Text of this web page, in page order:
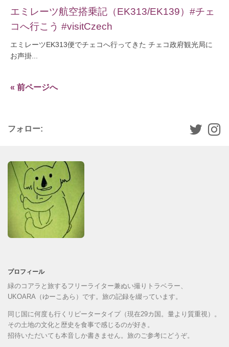
エミレーツ航空搭乗記（EK313/EK139）#チェ
コへ行こう #visitCzech
エミレーツEK313便でチェコへ行ってきた チェコ政府観光局に
お声掛...
« 前ページへ
フォロー:
プロフィール
緑のコアラと旅するフリーライター兼ぬい撮りトラベラー、
UKOARA（ゆーこあら）です。旅の記録を綴っています。
同じ国に何度も行くリピータータイプ（現在29カ国。量より質重視）。
その土地の文化と歴史を食事で感じるのが好き。
招待いただいても本音しか書きません。旅のご参考にどうぞ。